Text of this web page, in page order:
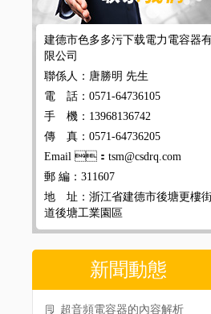
建德市色多多污下载電力電容器
限公司
聯係人：唐勝明 先生
電 話：0571-64736105
手 機：13968136742
傳 真：0571-64736205
Email ：tsm@csdrq.com
郵 編：311607
地 址：浙江省建德市後塘更樓
道後塘工業園區
新聞動態
超音頻電容器的內容解析